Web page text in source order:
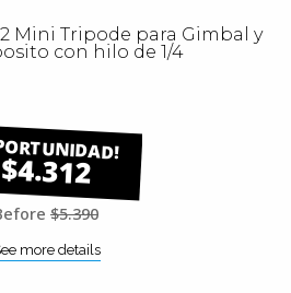
Mini Tripode para Gimbal y
con hilo de 1/4
$4.312
$5.390
more details